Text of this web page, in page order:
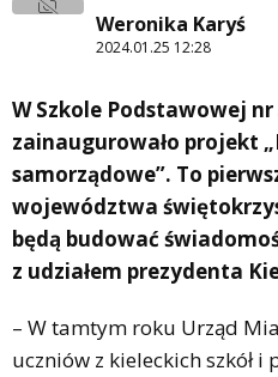
Weronika Karyś
2024.01.25 12:28
W Szkole Podstawowej
zainaugurowało projekt
samorządowe”. To
województwa
będą budować
z udziałem prezydenta
– W tamtym roku Urząd
uczniów z kieleckich szkół i